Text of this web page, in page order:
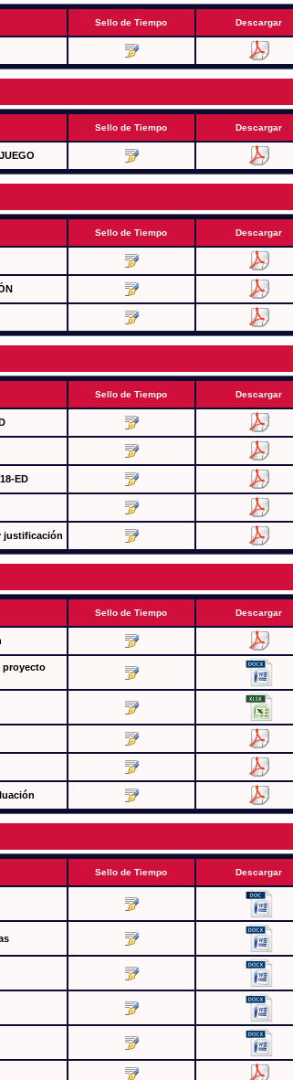
Sello de Tiempo Descargar
Sello de Tiempo Descargar
Sello de Tiempo Descargar
Sello de Tiempo Descargar
ED
justificación
Sello de Tiempo Descargar
proyecto
Sello de Tiempo Descargar